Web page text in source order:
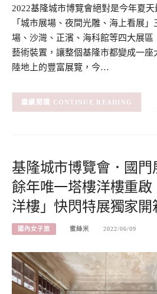
2022基隆城市博覽會絕對是今年夏
「城市展場、夜間光雕、海上看展
場、沙灣、正濱、海科館等四大展區
藝術裝置，讓整個基隆市都變成一座
陸地上的豐富展覽，今…
CONTINUE READING
基隆城市博覽會．國門
餘年唯一塔樓洋樓重啟
洋樓」快閃特展獨家開
國內女子旅 蜜絲米 2022/06/09